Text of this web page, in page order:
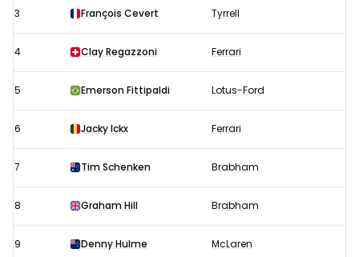
Startopstelling
3 François Cevert Tyrrell
4 Clay Regazzoni Ferrari
5 Emerson Fittipaldi Lotus-Ford
6 Jacky Ickx Ferrari
7 Tim Schenken Brabham
8 Graham Hill Brabham
9 Denny Hulme McLaren